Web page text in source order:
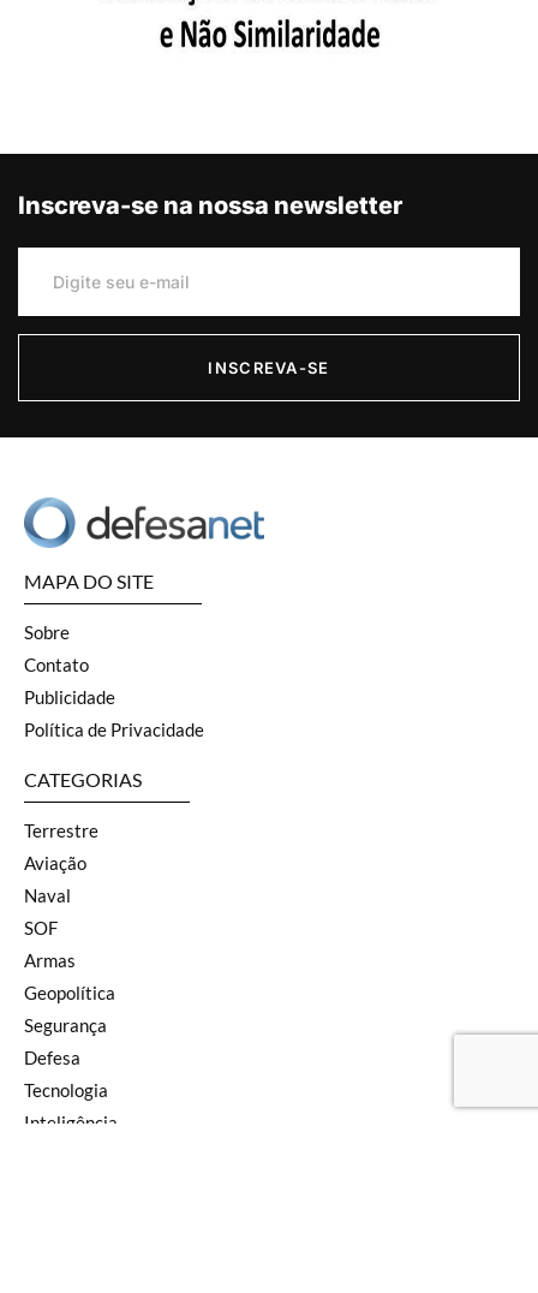
Inscreva-se na nossa newsletter
INSCREVA-SE
MAPA DO SITE
Sobre
Contato
Publicidade
Política de Privacidade
CATEGORIAS
Terrestre
Aviação
Naval
SOF
Armas
Geopolítica
Segurança
Defesa
Tecnologia
Inteligência